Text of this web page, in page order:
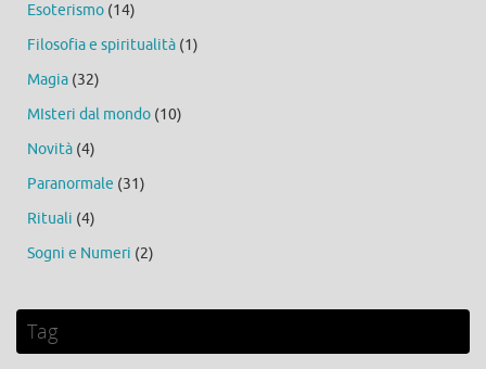
Esoterismo (14)
Filosofia e spiritualità (1)
Magia (32)
MIsteri dal mondo (10)
Novità (4)
Paranormale (31)
Rituali (4)
Sogni e Numeri (2)
Tag